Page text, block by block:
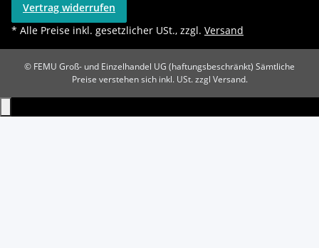
Vertrag widerrufen
* Alle Preise inkl. gesetzlicher USt., zzgl. Versand
© FEMU Groß- und Einzelhandel UG (haftungsbeschränkt) Sämtliche
Preise verstehen sich inkl. USt. zzgl Versand.